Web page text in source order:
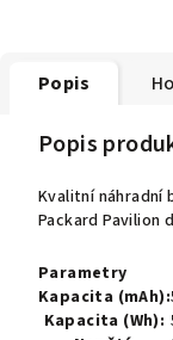
Popis
Popis
Kvalitní
Packard Pavilion
Parametry
Kapacita (mAh):
Kapacita (Wh):